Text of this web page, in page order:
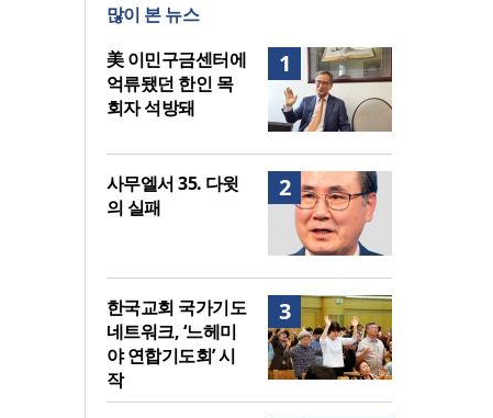
진다”
신이 주도”
인도 마하라슈트라주 개종 금
지법 시행… 기독교계 강력 반
발
올리벳대학교, 120만 평 리버사
이드 대학 캠퍼스 영구 사용 승
인… 장기 개발 기반 확보
많이 본 뉴스
1
美 이민구금센터에
억류됐던 한인 목
회자 석방돼
2
사무엘서 35. 다윗
의 실패
3
한국교회 국가기도
네트워크, ‘느헤미
야 연합기도회’ 시
작